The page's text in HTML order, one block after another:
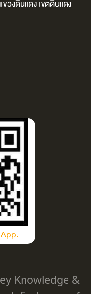
วงดินแดง เขตดินแดง
Knowledge &